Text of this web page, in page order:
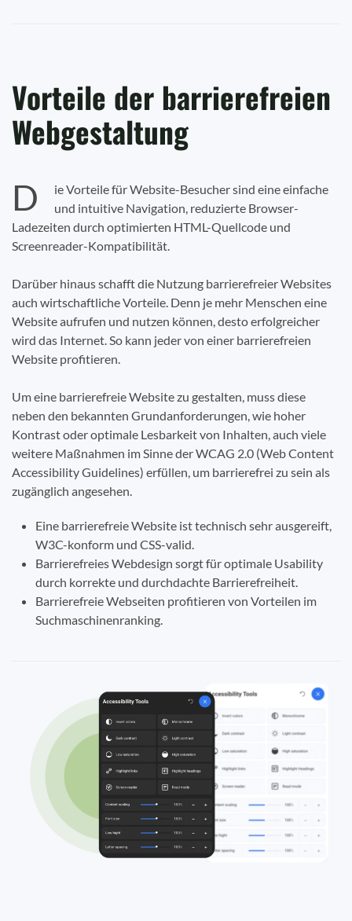
Vorteile der barrierefreien
Webgestaltung
D
ie Vorteile für Website-Besucher sind eine einfache
und intuitive Navigation, reduzierte Browser-
Ladezeiten durch optimierten HTML-Quellcode und
Screenreader-Kompatibilität.
Darüber hinaus schafft die Nutzung barrierefreier Websites
auch wirtschaftliche Vorteile. Denn je mehr Menschen eine
Website aufrufen und nutzen können, desto erfolgreicher
wird das Internet. So kann jeder von einer barrierefreien
Website profitieren.
Um eine barrierefreie Website zu gestalten, muss diese
neben den bekannten Grundanforderungen, wie hoher
Kontrast oder optimale Lesbarkeit von Inhalten, auch viele
weitere Maßnahmen im Sinne der WCAG 2.0 (Web Content
Accessibility Guidelines) erfüllen, um barrierefrei zu sein als
zugänglich angesehen.
Eine barrierefreie Website ist technisch sehr ausgereift,
W3C-konform und CSS-valid.
Barrierefreies Webdesign sorgt für optimale Usability
durch korrekte und durchdachte Barrierefreiheit.
Barrierefreie Webseiten profitieren von Vorteilen im
Suchmaschinenranking.